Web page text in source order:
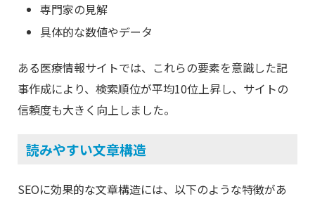
専門家の見解
具体的な数値やデータ
ある医療情報サイトでは、これらの要素を意識した記
事作成により、検索順位が平均10位上昇し、サイトの
信頼度も大きく向上しました。
読みやすい文章構造
SEOに効果的な文章構造には、以下のような特徴があ